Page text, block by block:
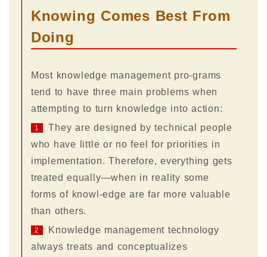
Knowing Comes Best From
Doing
Most knowledge management pro-grams
tend to have three main problems when
attempting to turn knowledge into action:
1
They are designed by technical people
who have little or no feel for priorities in
implementation. Therefore, everything gets
treated equally—when in reality some
forms of knowl-edge are far more valuable
than others.
2
Knowledge management technology
always treats and conceptualizes